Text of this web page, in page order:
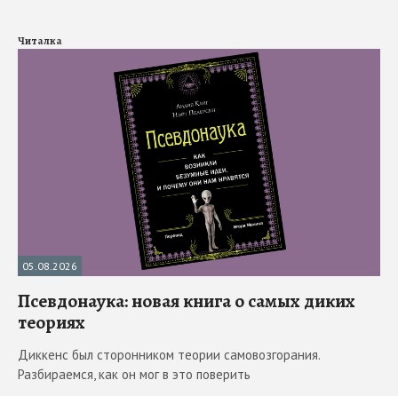
Читалка
05.08.2026
Псевдонаука: новая книга о самых диких
теориях
Диккенс был сторонником теории самовозгорания.
Разбираемся, как он мог в это поверить